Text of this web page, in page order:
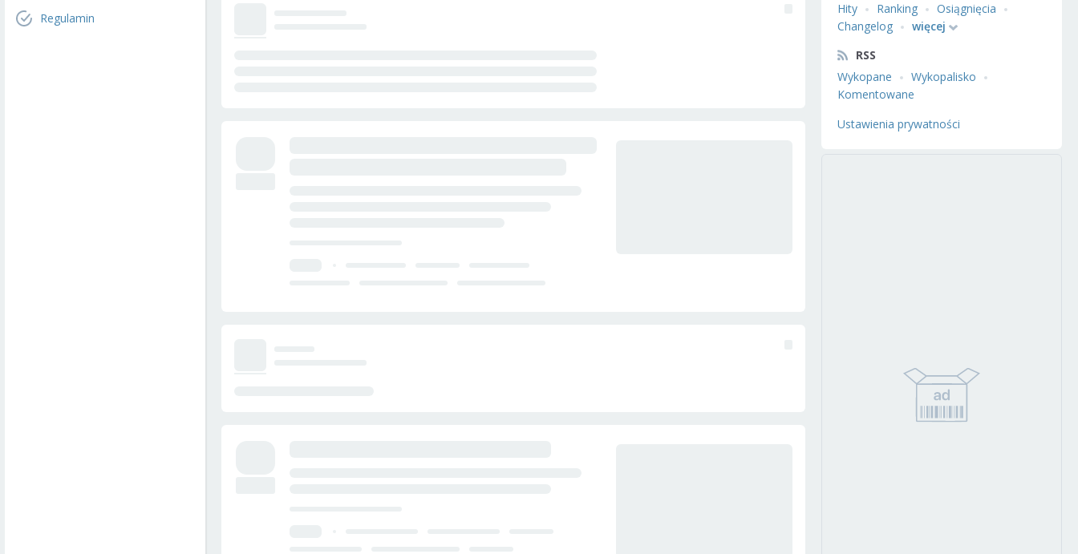
Regulamin
Hity
Ranking
Osiągnięcia
Changelog
więcej
RSS
Wykopane
Wykopalisko
Komentowane
Ustawienia prywatności